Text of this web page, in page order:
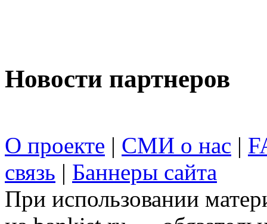
Новости партнеров
О проекте | СМИ о нас |
связь | Баннеры сайта
При использовании